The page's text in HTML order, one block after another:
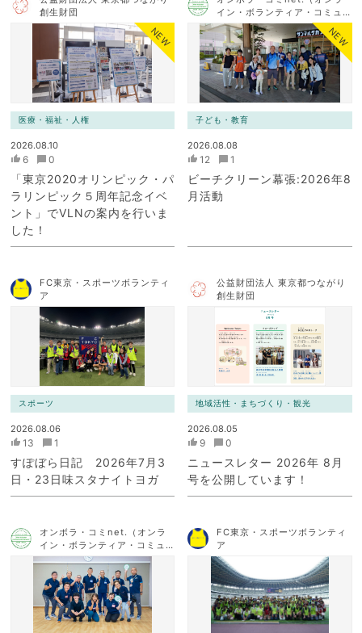
創生財団
NEW
医療・福祉・人権
2026.08.10
6 0
「東京2020オリンピック・パ
ラリンピック５周年記念イベ
ント」でVLNの案内を行いま
した！
イン・ボランティア・コミュ
ニケーション・ネットワー
ク）
NEW
子ども・教育
2026.08.08
12 1
ビーチクリーン幕張:2026年8
月活動
FC東京・スポーツボランティ
ア
スポーツ
2026.08.06
13 1
すぽぼら日記 2026年7月3
日・23日味スタナイトヨガ
公益財団法人 東京都つながり
創生財団
地域活性・まちづくり・観光
2026.08.05
9 0
ニュースレター 2026年 8月
号を公開しています！
オンボラ・コミnet.（オンラ
イン・ボランティア・コミュ
ニケーション・ネットワー
ク）
FC東京・スポーツボランティ
ア